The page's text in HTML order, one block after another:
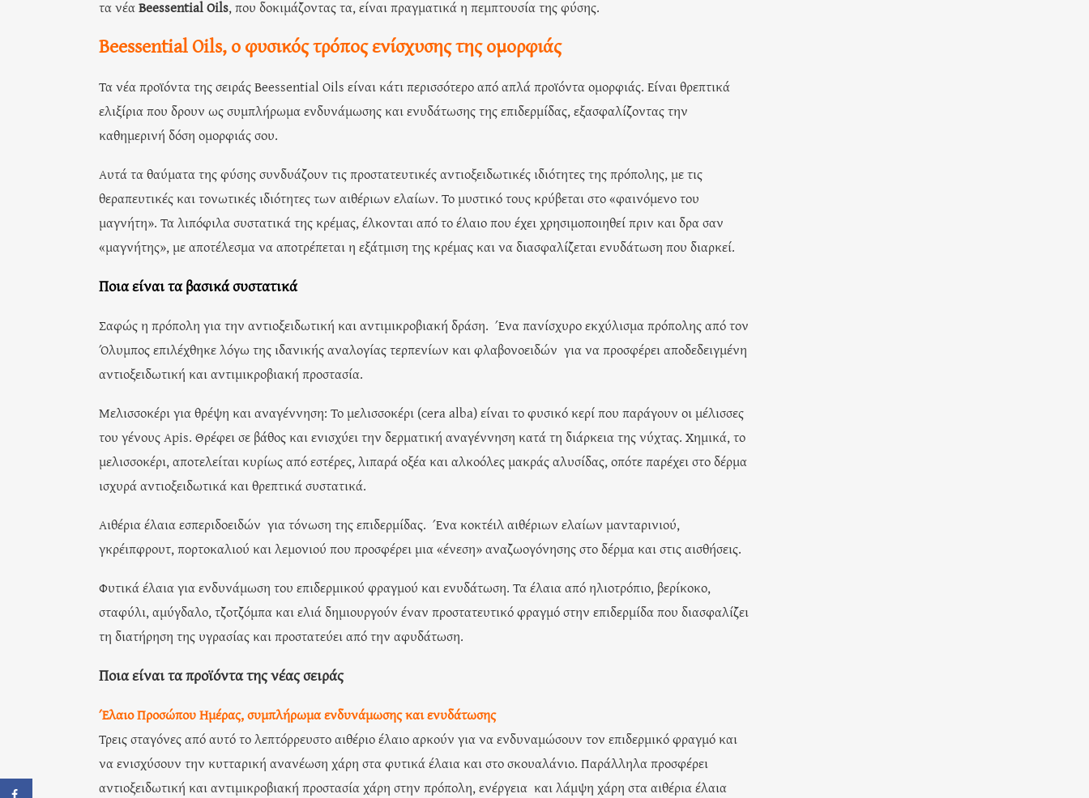
τα νέαBeessential Oils, που δοκιμάζοντας τα, είναι πραγματικά η πεμπτουσία της φύσης.
BeessentialOils, ο φυσικός τρόπος ενίσχυσης της ομορφιάς
Τα νέα προϊόντα της σειράς Beessential Oils είναι κάτι περισσότερο από απλά προϊόντα ομορφιάς. Είναι θρεπτικά
ελιξίρια που δρουν ως συμπλήρωμα ενδυνάμωσης και ενυδάτωσης της επιδερμίδας, εξασφαλίζοντας την
καθημερινή δόση ομορφιάς σου.
Αυτά τα θαύματα της φύσης συνδυάζουν τις προστατευτικές αντιοξειδωτικές ιδιότητες της πρόπολης, με τις
θεραπευτικές και τονωτικές ιδιότητες των αιθέριων ελαίων. Το μυστικό τους κρύβεται στο «φαινόμενο του
μαγνήτη». Τα λιπόφιλα συστατικά της κρέμας, έλκονται από το έλαιο που έχει χρησιμοποιηθεί πριν και δρα σαν
«μαγνήτης», με αποτέλεσμα να αποτρέπεται η εξάτμιση της κρέμας και να διασφαλίζεται ενυδάτωση που διαρκεί.
Ποια είναι τα βασικά συστατικά
Σαφώς η πρόπολη για την αντιοξειδωτική και αντιμικροβιακή δράση. Ένα πανίσχυρο εκχύλισμα πρόπολης από τον
Όλυμπος επιλέχθηκε λόγω της ιδανικής αναλογίας τερπενίων και φλαβονοειδών για να προσφέρει αποδεδειγμένη
αντιοξειδωτική και αντιμικροβιακή προστασία.
Μελισσοκέρι για θρέψη και αναγέννηση: Το μελισσοκέρι (cera alba) είναι το φυσικό κερί που παράγουν οι μέλισσες
του γένους Apis. Θρέφει σε βάθος και ενισχύει την δερματική αναγέννηση κατά τη διάρκεια της νύχτας. Χημικά, το
μελισσοκέρι, αποτελείται κυρίως από εστέρες, λιπαρά οξέα και αλκοόλες μακράς αλυσίδας, οπότε παρέχει στο δέρμα
ισχυρά αντιοξειδωτικά και θρεπτικά συστατικά.
Αιθέρια έλαια εσπεριδοειδών για τόνωση της επιδερμίδας. Ένα κοκτέιλ αιθέριων ελαίων μανταρινιού,
γκρέιπφρουτ, πορτοκαλιού και λεμονιού που προσφέρει μια «ένεση» αναζωογόνησης στο δέρμα και στις αισθήσεις.
Φυτικά έλαια για ενδυνάμωση του επιδερμικού φραγμού και ενυδάτωση. Τα έλαια από ηλιοτρόπιο, βερίκοκο,
σταφύλι, αμύγδαλο, τζοτζόμπα και ελιά δημιουργούν έναν προστατευτικό φραγμό στην επιδερμίδα που διασφαλίζει
τη διατήρηση της υγρασίας και προστατεύει από την αφυδάτωση.
Ποια είναι τα προϊόντα της νέας σειράς
Έλαιο Προσώπου Ημέρας, συμπλήρωμα ενδυνάμωσης και ενυδάτωσης
Τρεις σταγόνες από αυτό το λεπτόρρευστο αιθέριο έλαιο αρκούν για να ενδυναμώσουν τον επιδερμικό φραγμό και
να ενισχύσουν την κυτταρική ανανέωση χάρη στα φυτικά έλαια και στο σκουαλάνιο. Παράλληλα προσφέρει
αντιοξειδωτική και αντιμικροβιακή προστασία χάρη στην πρόπολη, ενέργεια και λάμψη χάρη στα αιθέρια έλαια